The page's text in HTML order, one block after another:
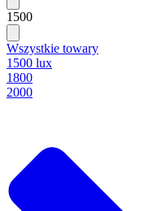
1500
Wszystkie towary
1500 lux
1800
2000